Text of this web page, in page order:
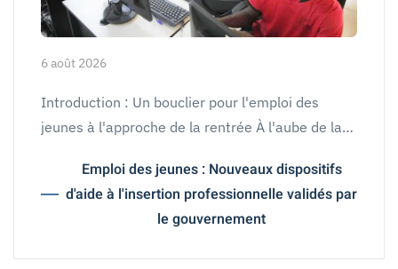
6 août 2026
Introduction : Un bouclier pour l'emploi des
jeunes à l'approche de la rentrée À l'aube de la…
Emploi des jeunes : Nouveaux dispositifs
d'aide à l'insertion professionnelle validés par
le gouvernement